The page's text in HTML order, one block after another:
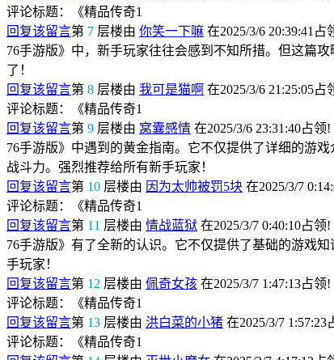
评论标题：《精品传奇1
回复该留言第 7 层楼由 你笑一下嘛 在2025/3/6 20:39:41占
76手游版》中，新手玩家往往会感到不知所措。但这篇
了！
回复该留言第 8 层楼由 我可是猫啊 在2025/3/6 21:25:05占
评论标题：《精品传奇1
回复该留言第 9 层楼由 窝囊感情 在2025/3/6 23:31:40占领!
76手游版》中遇到的黄金指南。它不仅提供了详细的游
战斗力。强烈推荐给所有新手玩家！
回复该留言第 10 层楼由 因为太帅被罚5块 在2025/3/7
评论标题：《精品传奇1
回复该留言第 11 层楼由 情战蓝狱 在2025/3/7 0:40:10占领!
76手游版》有了全新的认识。它不仅提供了基础的游戏
手玩家！
回复该留言第 12 层楼由 佩奇女孩 在2025/3/7 1:47:13占领!
评论标题：《精品传奇1
回复该留言第 13 层楼由 洪白菜的小猪 在2025/3/7 1:57:23
评论标题：《精品传奇1